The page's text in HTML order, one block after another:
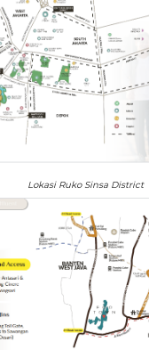
Lokasi Ruko Sinsa District